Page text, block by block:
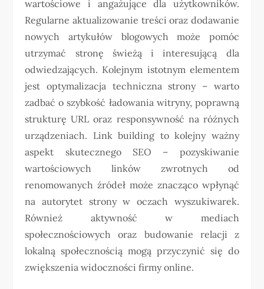
wartościowe i angażujące dla użytkowników.
Regularne aktualizowanie treści oraz dodawanie
nowych artykułów blogowych może pomóc
utrzymać stronę świeżą i interesującą dla
odwiedzających. Kolejnym istotnym elementem
jest optymalizacja techniczna strony – warto
zadbać o szybkość ładowania witryny, poprawną
strukturę URL oraz responsywność na różnych
urządzeniach. Link building to kolejny ważny
aspekt skutecznego SEO – pozyskiwanie
wartościowych linków zwrotnych od
renomowanych źródeł może znacząco wpłynąć
na autorytet strony w oczach wyszukiwarek.
Również aktywność w mediach
społecznościowych oraz budowanie relacji z
lokalną społecznością mogą przyczynić się do
zwiększenia widoczności firmy online.